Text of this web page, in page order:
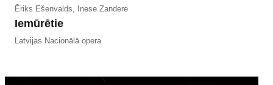
Ēriks Ešenvalds, Inese Zandere
Iemūrētie
Latvijas Nacionālā opera